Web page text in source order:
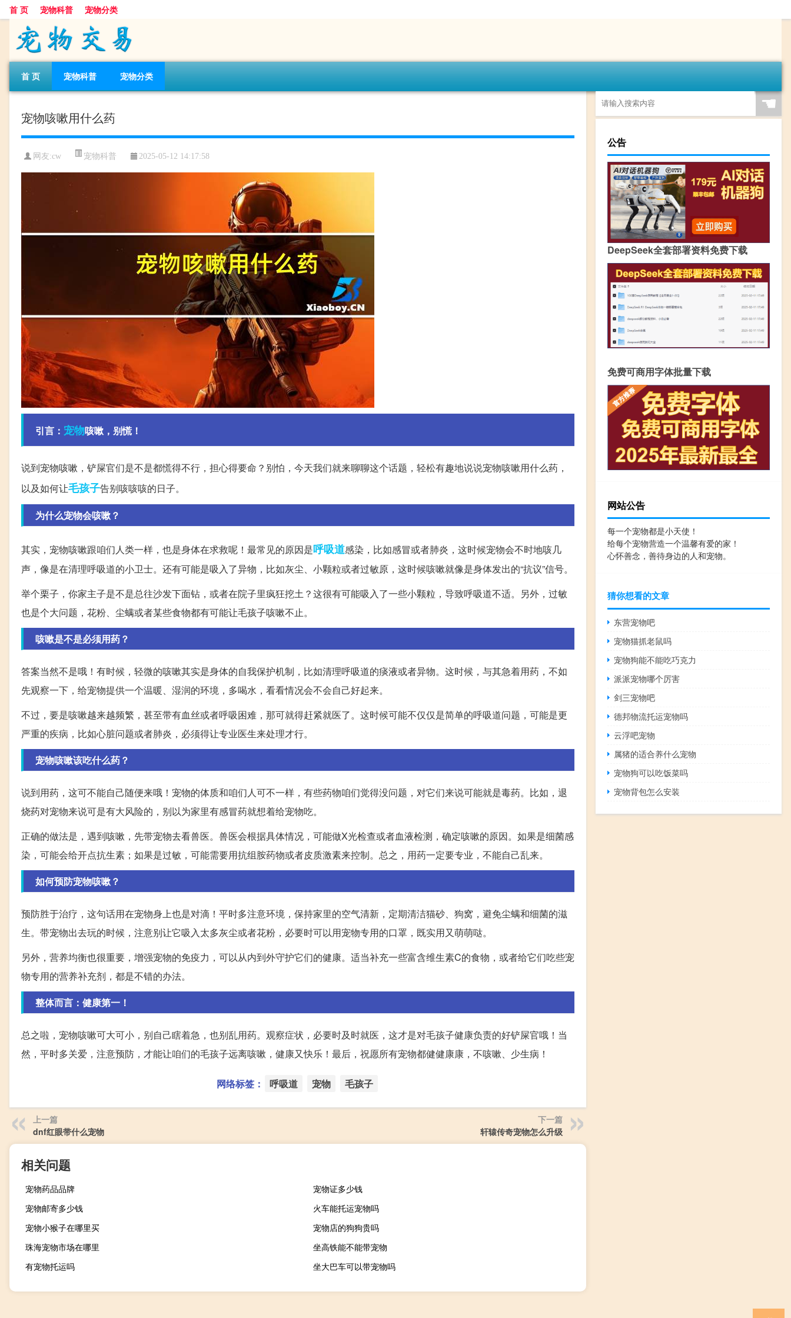
首 页 宠物科普 宠物分类
首 页 宠物科普 宠物分类
宠物咳嗽用什么药
网友:cw 宠物科普 2025-05-12 14:17:58
引言： 宠物咳嗽，别慌！
说到宠物咳嗽，铲屎官们是不是都慌得不行，担心得要命？别怕，今天我们就来聊聊这个话题，轻松有趣地说说宠物咳嗽用什么药，
以及如何让毛孩子告别咳咳咳的日子。
为什么宠物会咳嗽？
其实，宠物咳嗽跟咱们人类一样，也是身体在求救呢！最常见的原因是呼吸道感染，比如感冒或者肺炎，这时候宠物会不时地咳几
声，像是在清理呼吸道的小卫士。还有可能是吸入了异物，比如灰尘、小颗粒或者过敏原，这时候咳嗽就像是身体发出的“抗议”信号。
举个栗子，你家主子是不是总往沙发下面钻，或者在院子里疯狂挖土？这很有可能吸入了一些小颗粒，导致呼吸道不适。另外，过敏
也是个大问题，花粉、尘螨或者某些食物都有可能让毛孩子咳嗽不止。
咳嗽是不是必须用药？
答案当然不是哦！有时候，轻微的咳嗽其实是身体的自我保护机制，比如清理呼吸道的痰液或者异物。这时候，与其急着用药，不如
先观察一下，给宠物提供一个温暖、湿润的环境，多喝水，看看情况会不会自己好起来。
不过，要是咳嗽越来越频繁，甚至带有血丝或者呼吸困难，那可就得赶紧就医了。这时候可能不仅仅是简单的呼吸道问题，可能是更
严重的疾病，比如心脏问题或者肺炎，必须得让专业医生来处理才行。
宠物咳嗽该吃什么药？
说到用药，这可不能自己随便来哦！宠物的体质和咱们人可不一样，有些药物咱们觉得没问题，对它们来说可能就是毒药。比如，退
烧药对宠物来说可是有大风险的，别以为家里有感冒药就想着给宠物吃。
正确的做法是，遇到咳嗽，先带宠物去看兽医。兽医会根据具体情况，可能做X光检查或者血液检测，确定咳嗽的原因。如果是细菌感
染，可能会给开点抗生素；如果是过敏，可能需要用抗组胺药物或者皮质激素来控制。总之，用药一定要专业，不能自己乱来。
如何预防宠物咳嗽？
预防胜于治疗，这句话用在宠物身上也是对滴！平时多注意环境，保持家里的空气清新，定期清洁猫砂、狗窝，避免尘螨和细菌的滋
生。带宠物出去玩的时候，注意别让它吸入太多灰尘或者花粉，必要时可以用宠物专用的口罩，既实用又萌萌哒。
另外，营养均衡也很重要，增强宠物的免疫力，可以从内到外守护它们的健康。适当补充一些富含维生素C的食物，或者给它们吃些宠
物专用的营养补充剂，都是不错的办法。
整体而言：健康第一！
总之啦，宠物咳嗽可大可小，别自己瞎着急，也别乱用药。观察症状，必要时及时就医，这才是对毛孩子健康负责的好铲屎官哦！当
然，平时多关爱，注意预防，才能让咱们的毛孩子远离咳嗽，健康又快乐！最后，祝愿所有宠物都健健康康，不咳嗽、少生病！
网络标签： 呼吸道 宠物 毛孩子
上一篇
dnf红眼带什么宠物
下一篇
轩辕传奇宠物怎么升级
相关问题
宠物药品品牌
宠物证多少钱
宠物邮寄多少钱
火车能托运宠物吗
宠物小猴子在哪里买
宠物店的狗狗贵吗
珠海宠物市场在哪里
坐高铁能不能带宠物
有宠物托运吗
坐大巴车可以带宠物吗
☚
公告
DeepSeek全套部署资料免费下载
免费可商用字体批量下载
网站公告
每一个宠物都是小天使！
给每个宠物营造一个温馨有爱的家！
心怀善念，善待身边的人和宠物。
猜你想看的文章
东营宠物吧
宠物猫抓老鼠吗
宠物狗能不能吃巧克力
派派宠物哪个厉害
剑三宠物吧
德邦物流托运宠物吗
云浮吧宠物
属猪的适合养什么宠物
宠物狗可以吃饭菜吗
宠物背包怎么安装